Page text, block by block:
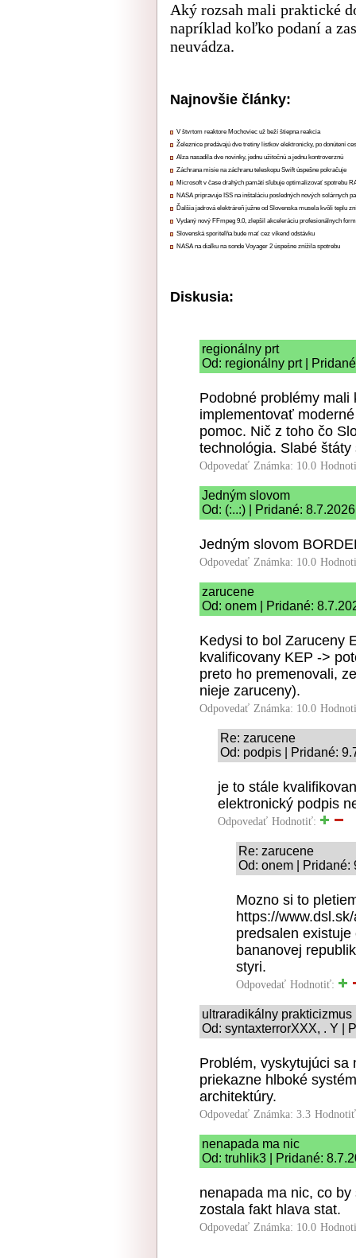
Aký rozsah mali praktické
napríklad koľko podaní a
neuvádza.
Najnovšie články:
V štvrtom reaktore Mochoviec už beží štiepna reakcia
Železnice predávajú dve tretiny lístkov elektronicky, po donútení
Alza nasadila dve novinky, jednu užitočnú a jednu kontroverznú
Záchrana misie na záchranu teleskopu Swift úspešne pokračuje
Microsoft v čase drahých pamätí sľubuje optimalizovať spotrebu
NASA pripravuje ISS na inštaláciu posledných nových solárnych
Ďalšia jadrová elektráreň južne od Slovenska musela kvôli teplu
Vydaný nový FFmpeg 9.0, zlepšil akceleráciu profesionálnych
Slovenská sporiteľňa bude mať cez víkend odstávku
NASA na diaľku na sonde Voyager 2 úspešne znížila spotrebu
Diskusia:
regionálny prt
Od: regionálny prt |
Podobné problémy
implementovať
pomoc. Nič z toho čo
technológia. Slabé
Odpovedať Známka: 10.0
Jedným slovom
Od: (:..:) | Pridané:
Jedným slovom
Odpovedať Známka: 10.0
zarucene
Od: onem | Pridané:
Kedysi to bol Zaruceny
kvalificovany KEP ->
preto ho premenovali,
nieje zaruceny).
Odpovedať Známka: 10.0
Re: zarucene
Od: podpis | Pridané:
je to stále
elektronický podpis
Odpovedať Hodnotiť:
Re: zarucene
Od: onem | Pridané:
Mozno si to
https://
predsalen
bananovej
styri.
Odpovedať Hodnotiť:
ultraradikálny prakticizmus
Od: syntaxterrorXXX, . Y |
Problém, vyskytujúci sa
priekazne hlboké
architektúry.
Odpovedať Známka: 3.3
nenapada ma nic
Od: truhlik3 | Pridané:
nenapada ma nic, co
zostala fakt hlava stat.
Odpovedať Známka: 10.0